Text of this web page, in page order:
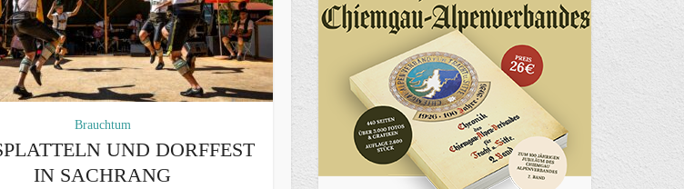
Brauchtum
UND DORFFEST
IN SACHRANG